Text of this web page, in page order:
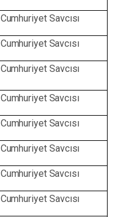
Cumhuriyet Savcısı
Cumhuriyet Savcısı
Cumhuriyet Savcısı
Cumhuriyet Savcısı
Cumhuriyet Savcısı
Cumhuriyet Savcısı
Cumhuriyet Savcısı
Cumhuriyet Savcısı